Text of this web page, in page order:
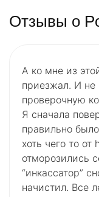
Отзывы о
А ко мне из
приезжал. И не
проверочную
Я сначала
правильно
хоть чего то
отморозились
“инкассатор”
начистил. Все